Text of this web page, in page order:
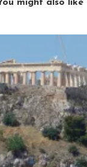
might also like